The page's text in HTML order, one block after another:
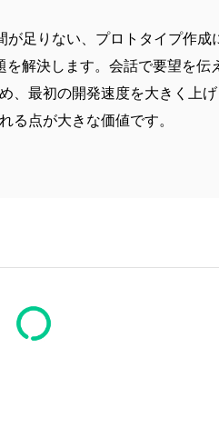
足りない、プロトタイプ作成
解決します。会話で要望を伝
、最初の開発速度を大きく上
る点が大きな価値です。